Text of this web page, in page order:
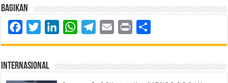
Bagikan
FacebookTwitterLinkedInWhatsAppTelegram
Email Print
Internasional